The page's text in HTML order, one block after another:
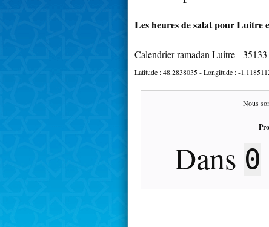
Les heures de salat pour Luitre
Calendrier ramadan Luitre - 35133
Latitude :48.2838035- Longitude :-
Nous
Dans 0